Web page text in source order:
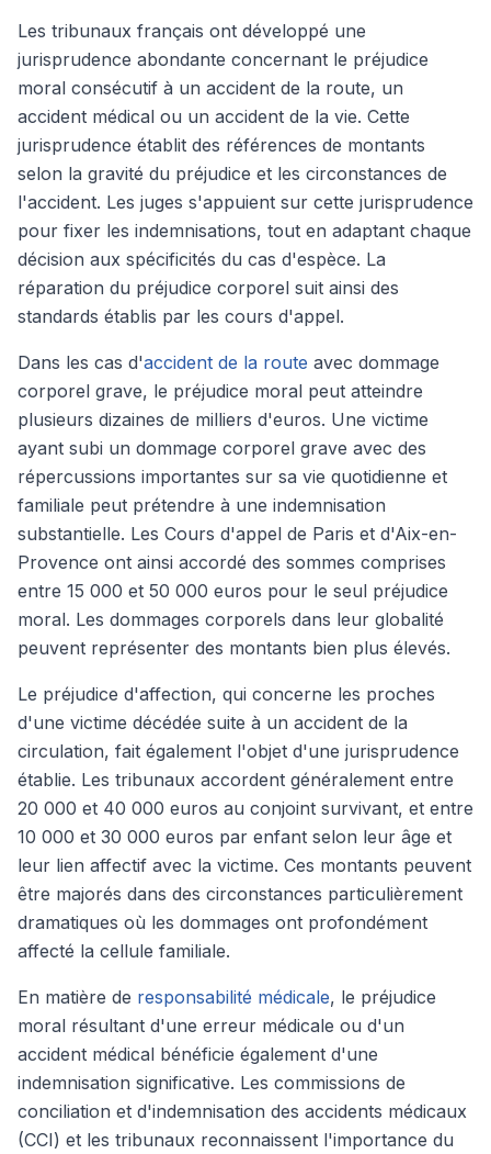
Les tribunaux français ont développé une
jurisprudence abondante concernant le préjudice
moral consécutif à un accident de la route, un
accident médical ou un accident de la vie. Cette
jurisprudence établit des références de montants
selon la gravité du préjudice et les circonstances de
l'accident. Les juges s'appuient sur cette jurisprudence
pour fixer les indemnisations, tout en adaptant chaque
décision aux spécificités du cas d'espèce. La
réparation du préjudice corporel suit ainsi des
standards établis par les cours d'appel.
Dans les cas d'accident de la route avec dommage
corporel grave, le préjudice moral peut atteindre
plusieurs dizaines de milliers d'euros. Une victime
ayant subi un dommage corporel grave avec des
répercussions importantes sur sa vie quotidienne et
familiale peut prétendre à une indemnisation
substantielle. Les Cours d'appel de Paris et d'Aix-en-
Provence ont ainsi accordé des sommes comprises
entre 15 000 et 50 000 euros pour le seul préjudice
moral. Les dommages corporels dans leur globalité
peuvent représenter des montants bien plus élevés.
Le préjudice d'affection, qui concerne les proches
d'une victime décédée suite à un accident de la
circulation, fait également l'objet d'une jurisprudence
établie. Les tribunaux accordent généralement entre
20 000 et 40 000 euros au conjoint survivant, et entre
10 000 et 30 000 euros par enfant selon leur âge et
leur lien affectif avec la victime. Ces montants peuvent
être majorés dans des circonstances particulièrement
dramatiques où les dommages ont profondément
affecté la cellule familiale.
En matière de responsabilité médicale, le préjudice
moral résultant d'une erreur médicale ou d'un
accident médical bénéficie également d'une
indemnisation significative. Les commissions de
conciliation et d'indemnisation des accidents médicaux
(CCI) et les tribunaux reconnaissent l'importance du